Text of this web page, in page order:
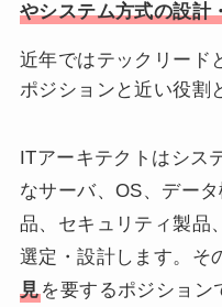
やシステム方式の設計
近年ではテックリード
ポジションと近い役割
ITアーキテクトはシス
なサーバ、OS、デー
品、セキュリティ製品
選定・設計します。そ
見を要するポジション